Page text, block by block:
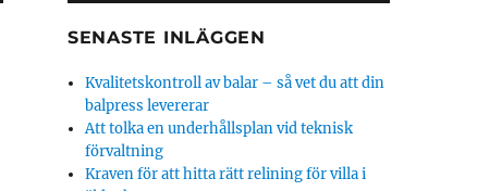
SENASTE INLÄGGEN
Kvalitetskontroll av balar – så vet du att din
balpress levererar
Att tolka en underhållsplan vid teknisk
förvaltning
Kraven för att hitta rätt relining för villa i